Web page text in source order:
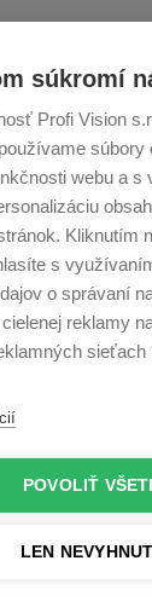
súkromí
Profi Vision
súbory
webu a s
Kliknutím
s
o správaní
reklamy
sieťach
POVOLIŤ
LEN
na
píšeme